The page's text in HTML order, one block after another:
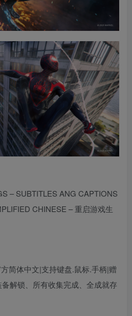
– SUBTITLES ANG CAPTIONS
CHINESE – 重启游戏生
简体中文|支持键盘.鼠标.手柄|赠
解锁、所有收集完成、全成就存